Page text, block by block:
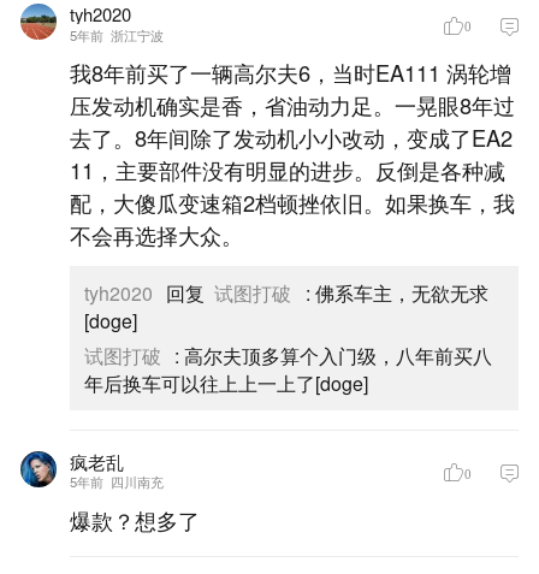
tyh2020
5年前 浙江宁波 0
我8年前买了一辆高尔夫6，当时EA111 涡轮增
压发动机确实是香，省油动力足。一晃眼8年过
去了。8年间除了发动机小小改动，变成了EA2
11，主要部件没有明显的进步。反倒是各种减
配，大傻瓜变速箱2档顿挫依旧。如果换车，我
不会再选择大众。
tyh2020 回复 试图打破 :佛系车主，无欲无求
[doge]
试图打破 :高尔夫顶多算个入门级，八年前买八
年后换车可以往上上一上了[doge]
疯老乱
5年前 四川南充 0
爆款？想多了